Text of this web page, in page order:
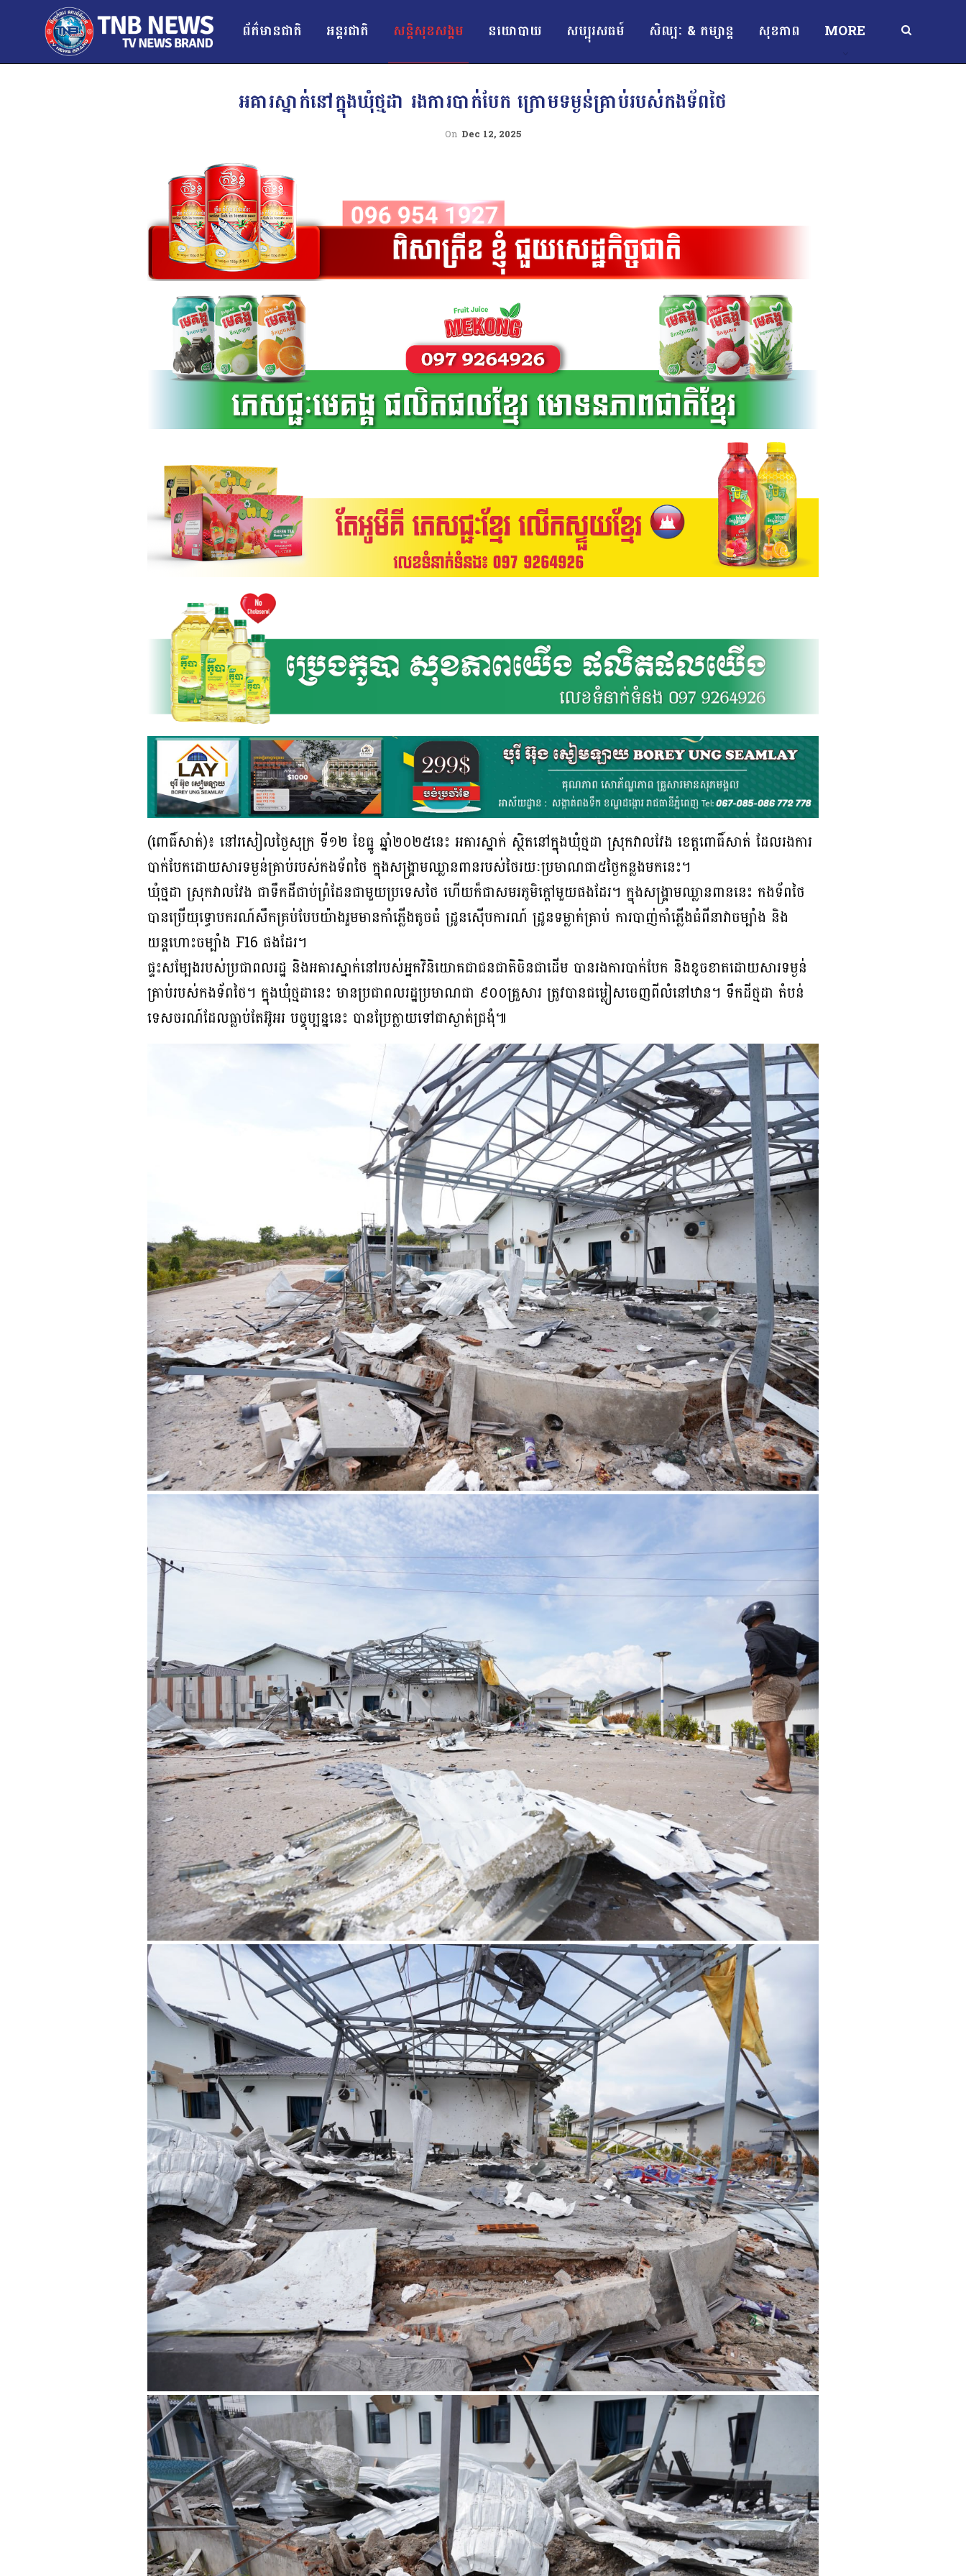
ព័ត៌មានជាតិ អន្ដរជាតិ សន្តិសុខសង្គម នយោបាយ សប្បុរសធម៍ សិល្បៈ & កម្សាន្ត សុខភាព MORE
អគារស្នាក់នៅក្នុងឃុំថ្មដា រងការបាក់បែក ក្រោមទម្ងន់គ្រាប់របស់កងទ័ពថៃ
On Dec 12, 2025
(ពោធិ៍សាត់)៖ នៅរសៀលថ្ងៃសុក្រ ទី១២ ខែធ្នូ ឆ្នាំ២០២៥នេះ អគារស្នាក់ ស្ថិតនៅក្នុងឃុំថ្មដា ស្រុកវាលវែង ខេត្តពោធិ៍សាត់ ដែលរងការ
បាក់បែកដោយសារទម្ងន់គ្រាប់របស់កងទ័ពថៃ ក្នុងសង្គ្រាមឈ្លានពានរបស់ថៃរយៈប្រមាណជា៥ថ្ងៃកន្លងមកនេះ។
ឃុំថ្មដា ស្រុកវាលវែង ជាទឹកដីជាប់ព្រំដែនជាមួយប្រទេសថៃ ហើយក៏ជាសមរភូមិក្តៅមួយផងដែរ។ ក្នុងសង្គ្រាមឈ្លានពាននេះ កងទ័ពថៃ
បានប្រើយុទ្ធោបករណ៍សឹកគ្រប់បែបយ៉ាងរួមមានកាំភ្លើងតូចធំ ដ្រូនស៊ើបការណ៍ ដ្រូនទម្លាក់គ្រាប់ ការបាញ់កាំភ្លើងធំពីនាវាចម្បាំង និង
យន្តហោះចម្បាំង F16 ផងដែរ។
ផ្ទះសម្បែងរបស់ប្រជាពលរដ្ឋ និងអគារស្នាក់នៅរបស់អ្នកវិនិយោគជាជនជាតិចិនជាដើម បានរងការបាក់បែក និងខូចខាតដោយសារទម្ងន់
គ្រាប់របស់កងទ័ពថៃ។ ក្នុងឃុំថ្មដានេះ មានប្រជាពលរដ្ឋប្រមាណជា ៩០០គ្រួសារ ត្រូវបានជម្លៀសចេញពីលំនៅឋាន។ ទឹកដីថ្មដា តំបន់
ទេសចរណ៍ដែលធ្លាប់តែអ៊ូអរ បច្ចុប្បន្ននេះ បានប្រែក្លាយទៅជាស្ងាត់ជ្រងុំ៕